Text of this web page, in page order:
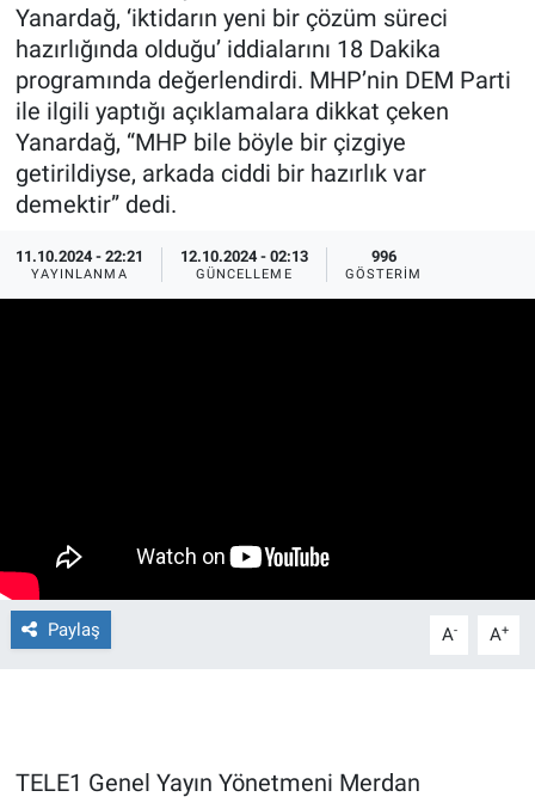
Yanardağ, ‘iktidarın yeni bir çözüm süreci
hazırlığında olduğu’ iddialarını 18 Dakika
programında değerlendirdi. MHP’nin DEM Parti
ile ilgili yaptığı açıklamalara dikkat çeken
Yanardağ, “MHP bile böyle bir çizgiye
getirildiyse, arkada ciddi bir hazırlık var
demektir” dedi.
11.10.2024 - 22:21
YAYINLANMA
12.10.2024 - 02:13
GÜNCELLEME
996
GÖSTERIM
Paylaş A- A+
TELE1 Genel Yayın Yönetmeni Merdan
Ege'den Esintiler
Eğitim
Eğlence
Günün görüntüsü
İlan
İletişim